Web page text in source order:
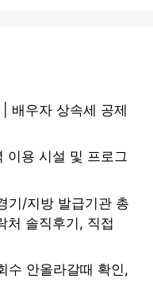
배우자 상속세 공제
이용 시설 및 프로그
기/지방 발급기관 총
처 솔직후기, 직접
수 안올라갈때 확인,